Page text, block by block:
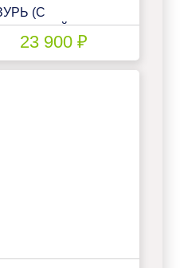
(С
23 900 ₽